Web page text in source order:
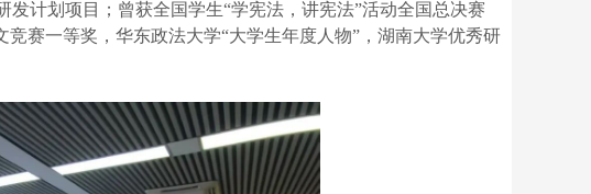
计划项目；曾获全国学生“学宪法，讲宪法”活动全国总决赛
赛一等奖，华东政法大学“大学生年度人物”，湖南大学优秀研